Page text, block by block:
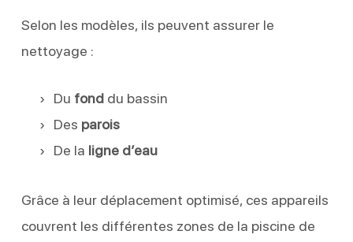
Selon les modèles, ils peuvent assurer le
nettoyage :
Du fonddu bassin
Des parois
De la ligne d’eau
Grâce à leur déplacement optimisé, ces appareils
couvrent les différentes zones de la piscine de